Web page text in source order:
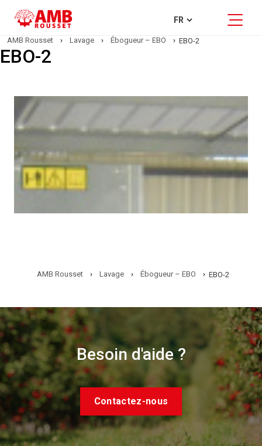
AMB Rousset › Lavage › Ébogueur – EBO › EBO-2
EBO-2
AMB Rousset › Lavage › Ébogueur – EBO › EBO-2
Besoin d'aide ?
Contactez-nous